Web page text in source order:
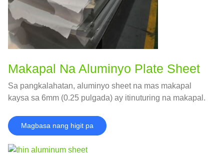
Makapal Na Aluminyo Plate Sheet
Sa pangkalahatan, aluminyo sheet na mas makapal
kaysa sa 6mm (0.25 pulgada) ay itinuturing na makapal.
Magbasa nang higit pa